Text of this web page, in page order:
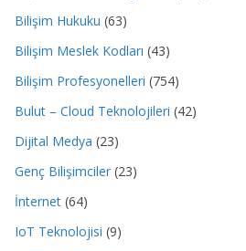
Bilişim Hukuku (63)
Bilişim Meslek Kodları (43)
Bilişim Profesyonelleri (754)
Bulut – Cloud Teknolojileri (42)
Dijital Medya (23)
Genç Bilişimciler (23)
İnternet (64)
IoT Teknolojisi (9)